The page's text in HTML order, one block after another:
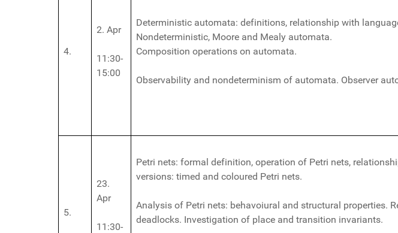
4.
2. Apr
11:30-
15:00
Deterministic automata: definitions, relationship with
Nondeterministic, Moore and Mealy automata.
Composition operations on automata.
Observability and nondeterminism of automata. Observer
5.
23.
Apr
11:30-
Petri nets: formal definition, operation of Petri nets,
versions: timed and coloured Petri nets.
Analysis of Petri nets: behavoiural and structural properties.
deadlocks. Investigation of place and transition invariants.